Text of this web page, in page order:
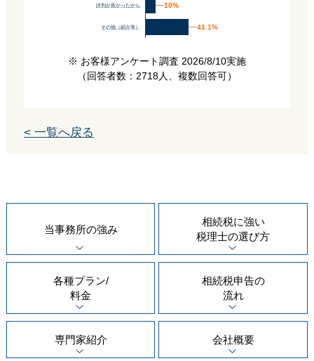
評判が良かったから
その他（紹介等）
10%
10%
41.1%
41.1%
※ お客様アンケート調査 2026/8/10実施
（回答者数：2718人、複数回答可）
< 一覧へ戻る
当事務所の強み
相続税に強い
税理士の選び方
各種プラン/
料金
相続税申告の
流れ
専門家紹介 会社概要